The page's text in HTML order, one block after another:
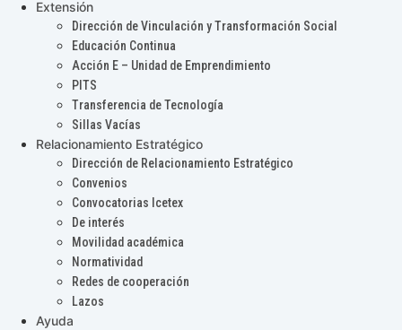
Extensión
Dirección de Vinculación y Transformación Social
Educación Continua
Acción E – Unidad de Emprendimiento
PITS
Transferencia de Tecnología
Sillas Vacías
Relacionamiento Estratégico
Dirección de Relacionamiento Estratégico
Convenios
Convocatorias Icetex
De interés
Movilidad académica
Normatividad
Redes de cooperación
Lazos
Ayuda